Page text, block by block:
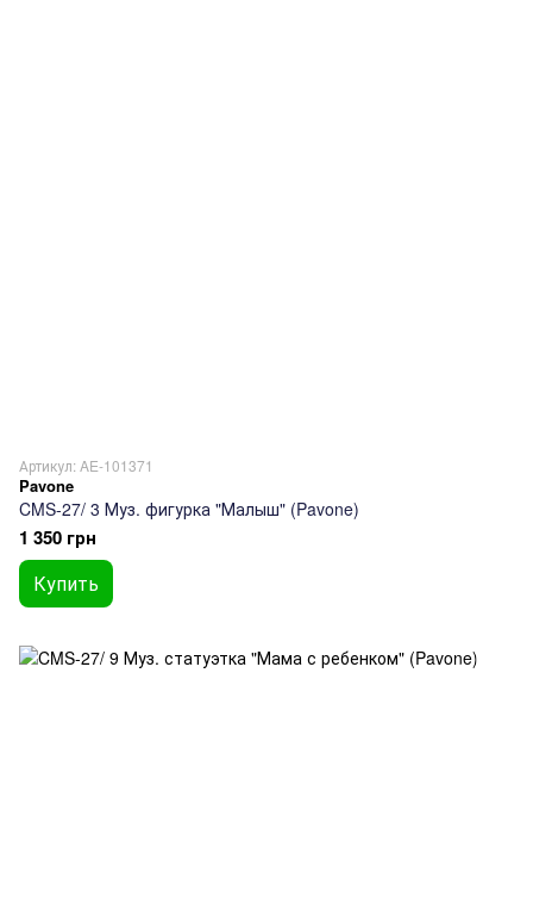
Артикул: AE-101371
Pavone
CMS-27/ 3 Муз. фигурка "Малыш" (Pavone)
1 350 грн
Купить